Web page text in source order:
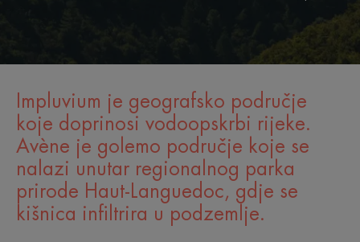
Impluvium je geografsko područje
koje doprinosi vodoopskrbi rijeke.
Avène je golemo područje koje se
nalazi unutar regionalnog parka
prirode Haut-Languedoc, gdje se
kišnica infiltrira u podzemlje.